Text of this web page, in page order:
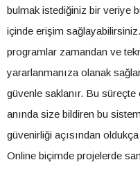
bulmak istediğiniz bir veriye
içinde erişim
programlar zamandan ve
yararlanmanıza olanak
güvenle saklanır. Bu süreçte
anında size bildiren bu
güvenirliği açısından
Online biçimde projelerde